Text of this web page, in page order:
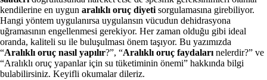
kendilerine en uygun aralıklı oruç diyetisorgulamasına girebiliyor.
Hangi yöntem uygulanırsa uygulansın vücudun dehidrasyona
uğramasının engellenmesi gerekiyor. Her zaman olduğu gibi ideal
oranda, kaliteli su ile buluşulması önem taşıyor. Bu yazımızda
“Aralıklı oruç nasıl yapılır?”, “Aralıklı oruç faydalarınelerdir?” ve
“Aralıklı oruç yapanlar için su tüketiminin önemi” hakkında bilgi
bulabilirsiniz. Keyifli okumalar dileriz.